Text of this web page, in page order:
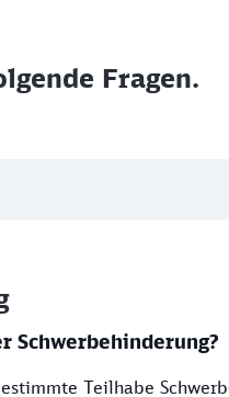
Fragen.
Schwerbehinderung?
Teilhabe